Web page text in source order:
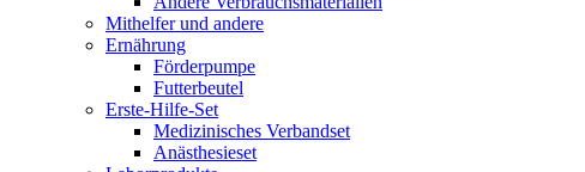
Mithelfer und andere
Ernährung
Förderpumpe
Futterbeutel
Erste-Hilfe-Set
Medizinisches Verbandset
Anästhesieset